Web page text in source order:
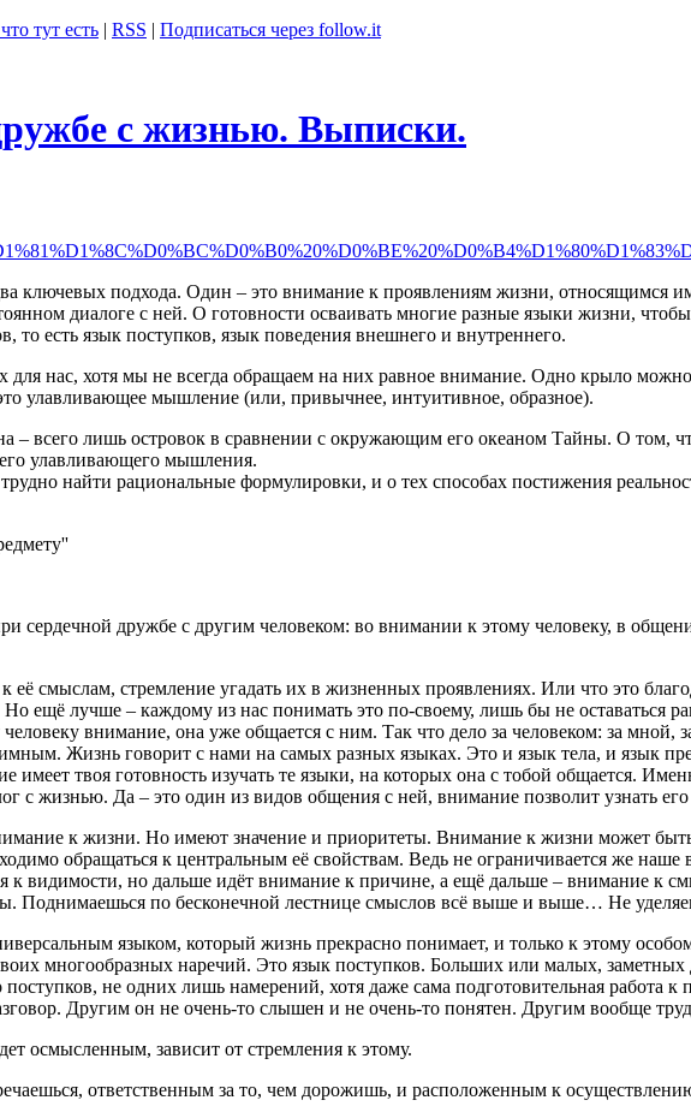
тут есть | RSS | Подписаться через follow.it
с жизнью. Выписки.
подхода. Один – это внимание к проявлениям жизни, относящимся
диалоге с ней. О готовности осваивать многие разные языки жизни,
то есть язык поступков, язык поведения внешнего и внутреннего.
для нас, хотя мы не всегда обращаем на них равное внимание. Одно крыло
улавливающее мышление (или, привычнее, интуитивное, образное).
– всего лишь островок в сравнении с окружающим его океаном Тайны. О том,
улавливающего мышления.
найти рациональные формулировки, и о тех способах постижения
сердечной дружбе с другим человеком: во внимании к этому человеку, в
смыслам, стремление угадать их в жизненных проявлениях. Или что это
ещё лучше – каждому из нас понимать это по-своему, лишь бы не оставаться
внимание, она уже общается с ним. Так что дело за человеком: за мной,
Жизнь говорит с нами на самых разных языках. Это и язык тела, и язык
имеет твоя готовность изучать те языки, на которых она с тобой общается.
с жизнью. Да – это один из видов общения с ней, внимание позволит узнать
к жизни. Но имеют значение и приоритеты. Внимание к жизни может
обращаться к центральным её свойствам. Ведь не ограничивается же
видимости, но дальше идёт внимание к причине, а ещё дальше – внимание к
Поднимаешься по бесконечной лестнице смыслов всё выше и выше… Не
языком, который жизнь прекрасно понимает, и только к этому
многообразных наречий. Это язык поступков. Больших или малых,
не одних лишь намерений, хотя даже сама подготовительная работа к
Другим он не очень-то слышен и не очень-то понятен. Другим вообще
осмысленным, зависит от стремления к этому.
ответственным за то, чем дорожишь, и расположенным к